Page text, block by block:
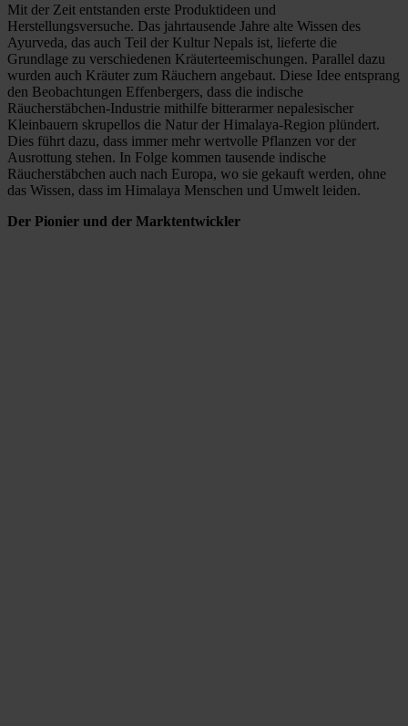
Mit der Zeit entstanden erste Produktideen und
Herstellungsversuche. Das jahrtausende Jahre alte Wissen des
Ayurveda, das auch Teil der Kultur Nepals ist, lieferte die
Grundlage zu verschiedenen Kräuterteemischungen. Parallel dazu
wurden auch Kräuter zum Räuchern angebaut. Diese Idee entsprang
den Beobachtungen Effenbergers, dass die indische
Räucherstäbchen-Industrie mithilfe bitterarmer nepalesischer
Kleinbauern skrupellos die Natur der Himalaya-Region plündert.
Dies führt dazu, dass immer mehr wertvolle Pflanzen vor der
Ausrottung stehen. In Folge kommen tausende indische
Räucherstäbchen auch nach Europa, wo sie gekauft werden, ohne
das Wissen, dass im Himalaya Menschen und Umwelt leiden.
Der Pionier und der Marktentwickler